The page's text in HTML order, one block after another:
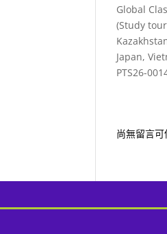
Global
(Study
Japan,
PTS26-0014
尚無留言可